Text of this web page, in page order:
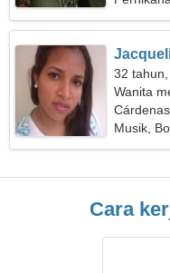
32
Wanita
Musik,
Cara